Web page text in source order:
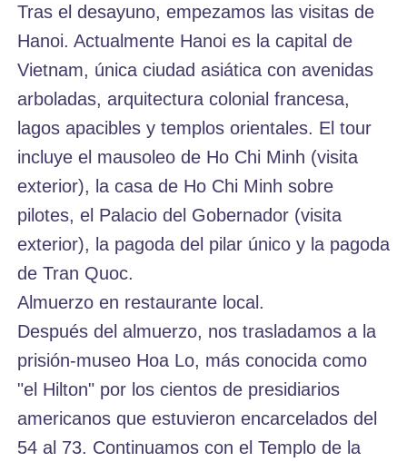
Tras el desayuno, empezamos las visitas de
Hanoi. Actualmente Hanoi es la capital de
Vietnam, única ciudad asiática con avenidas
arboladas, arquitectura colonial francesa,
lagos apacibles y templos orientales. El tour
incluye el mausoleo de Ho Chi Minh (visita
exterior), la casa de Ho Chi Minh sobre
pilotes, el Palacio del Gobernador (visita
exterior), la pagoda del pilar único y la pagoda
de Tran Quoc.
Almuerzo en restaurante local.
Después del almuerzo, nos trasladamos a la
prisión-museo Hoa Lo, más conocida como
"el Hilton" por los cientos de presidiarios
americanos que estuvieron encarcelados del
54 al 73. Continuamos con el Templo de la